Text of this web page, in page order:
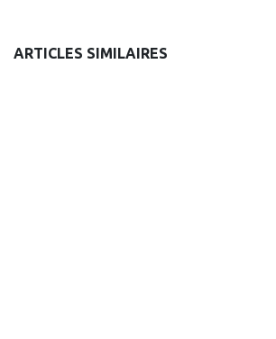
ARTICLES SIMILAIRES